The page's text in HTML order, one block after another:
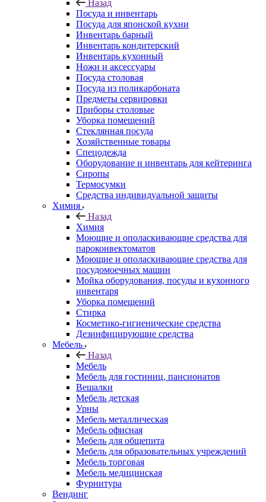
Назад
Посуда и инвентарь
Посуда для японской кухни
Инвентарь барный
Инвентарь кондитерский
Инвентарь кухонный
Ножи и аксессуары
Посуда столовая
Посуда из поликарбоната
Предметы сервировки
Приборы столовые
Уборка помещений
Стеклянная посуда
Хозяйственные товары
Спецодежда
Оборудование и инвентарь для кейтеринга
Сиропы
Термосумки
Средства индивидуальной защиты
Химия
Назад
Химия
Моющие и ополаскивающие средства для
пароконвектоматов
Моющие и ополаскивающие средства для
посудомоечных машин
Мойка оборудования, посуды и кухонного
инвентаря
Уборка помещений
Стирка
Косметико-гигиенические средства
Дезинфицирующие средства
Мебель
Назад
Мебель
Мебель для гостиниц, пансионатов
Вешалки
Мебель детская
Урны
Мебель металлическая
Мебель офисная
Мебель для общепита
Мебель для образовательных учреждений
Мебель торговая
Мебель медицинская
Фурнитура
Вендинг